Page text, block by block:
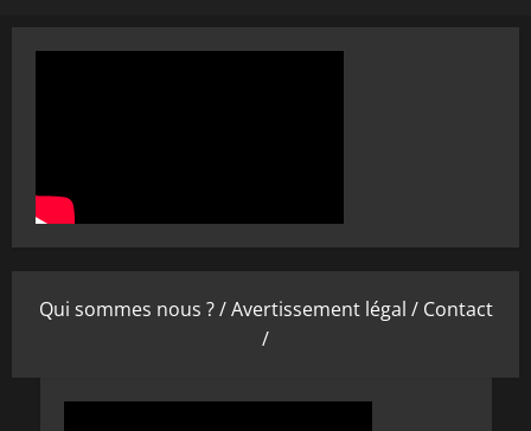
Qui sommes nous ? /Avertissement légal / Contact
/